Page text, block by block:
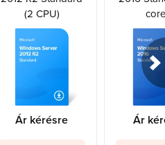
(2 CPU)
Ár kérésre Ár